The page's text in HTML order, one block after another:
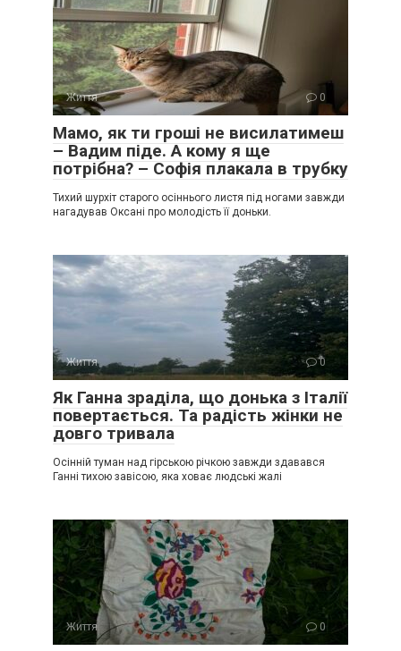
Життя 0
Мамо, як ти гроші не висилатимеш
– Вадим піде. А кому я ще
потрібна? – Софія плакала в трубку
Тихий шурхіт старого осіннього листя під ногами завжди
нагадував Оксані про молодість її доньки.
Життя 0
Як Ганна зраділа, що донька з Італії
повертається. Та радість жінки не
довго тривала
Осінній туман над гірською річкою завжди здавався
Ганні тихою завісою, яка ховає людські жалі
Життя 0